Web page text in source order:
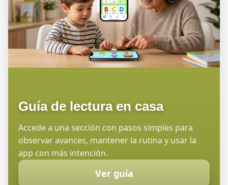
Guía de lectura en casa
Accede a una sección con pasos simples para
observar avances, mantener la rutina y usar la
app con más intención.
Ver guía